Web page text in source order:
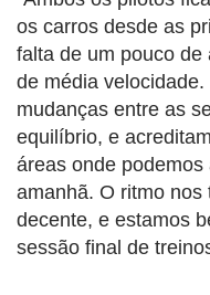
os carros desde as
falta de um pouco
de média
mudanças entre as
equilíbrio, e
áreas onde
amanhã. O ritmo nos
decente, e estamos
sessão final de